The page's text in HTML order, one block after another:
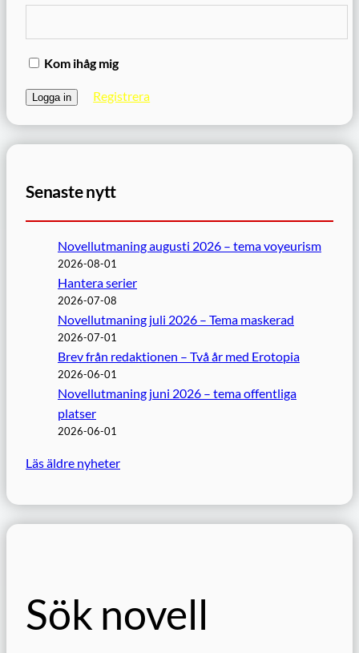
Kom ihåg mig
Registrera
Senaste nytt
Novellutmaning augusti 2026 – tema voyeurism
2026-08-01
Hantera serier
2026-07-08
Novellutmaning juli 2026 – Tema maskerad
2026-07-01
Brev från redaktionen – Två år med Erotopia
2026-06-01
Novellutmaning juni 2026 – tema offentliga
platser
2026-06-01
Läs äldre nyheter
Sök novell